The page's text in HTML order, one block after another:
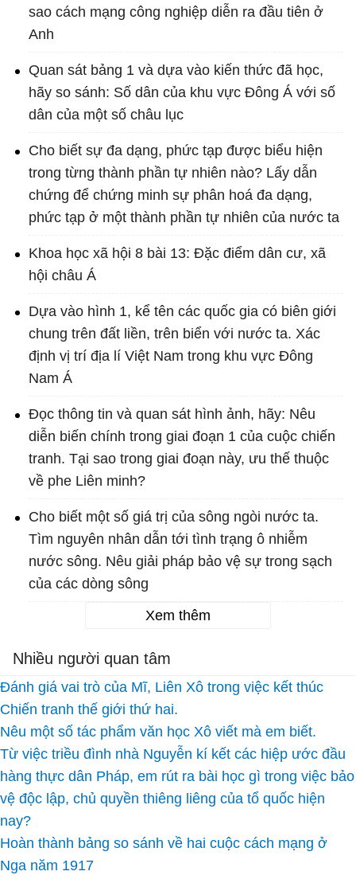
sao cách mạng công nghiệp diễn ra đầu tiên ở
Anh
Quan sát bảng 1 và dựa vào kiến thức đã học,
hãy so sánh: Số dân của khu vực Đông Á với số
dân của một số châu lục
Cho biết sự đa dạng, phức tạp được biểu hiện
trong từng thành phần tự nhiên nào? Lấy dẫn
chứng để chứng minh sự phân hoá đa dạng,
phức tạp ở một thành phần tự nhiên của nước ta
Khoa học xã hội 8 bài 13: Đặc điểm dân cư, xã
hội châu Á
Dựa vào hình 1, kể tên các quốc gia có biên giới
chung trên đất liền, trên biển với nước ta. Xác
định vị trí địa lí Việt Nam trong khu vực Đông
Nam Á
Đọc thông tin và quan sát hình ảnh, hãy: Nêu
diễn biến chính trong giai đoạn 1 của cuộc chiến
tranh. Tại sao trong giai đoạn này, ưu thế thuộc
về phe Liên minh?
Cho biết một số giá trị của sông ngòi nước ta.
Tìm nguyên nhân dẫn tới tình trạng ô nhiễm
nước sông. Nêu giải pháp bảo vệ sự trong sạch
của các dòng sông
Xem thêm
Nhiều người quan tâm
Đánh giá vai trò của Mĩ, Liên Xô trong việc kết thúc
Chiến tranh thế giới thứ hai.
Nêu một số tác phẩm văn học Xô viết mà em biết.
Từ việc triều đình nhà Nguyễn kí kết các hiệp ước đầu
hàng thực dân Pháp, em rút ra bài học gì trong việc bảo
vệ độc lập, chủ quyền thiêng liêng của tổ quốc hiện
nay?
Hoàn thành bảng so sánh về hai cuộc cách mạng ở
Nga năm 1917